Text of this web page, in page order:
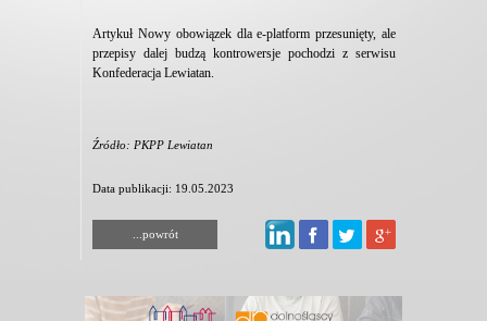
Artykuł Nowy obowiązek dla e-platform przesunięty, ale
przepisy dalej budzą kontrowersje pochodzi z serwisu
Konfederacja Lewiatan.
Źródło: PKPP Lewiatan
Data publikacji: 19.05.2023
...powrót